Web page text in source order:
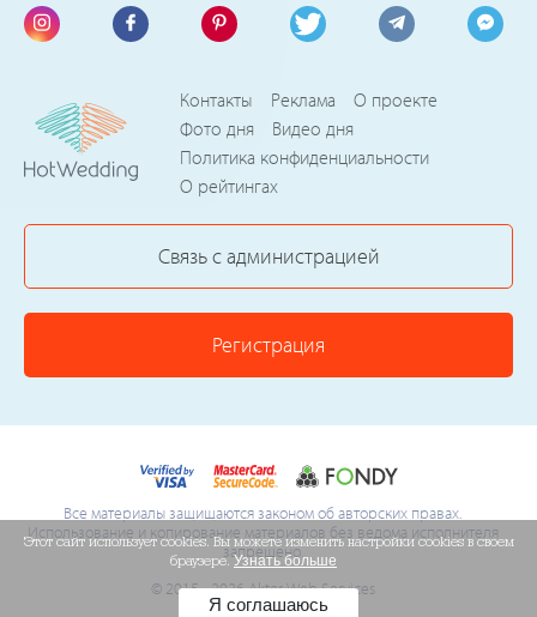
Контакты Реклама
О проекте
Фото дня
Видео дня
Политика конфиденциальности
О рейтингах
Связь с администрацией
Регистрация
Все материалы защищаются законом об авторских правах.
Использование и копирование материалов без ведома исполнителя
запрещено.
© 2015 - 2026 Akter Web Services
Этот сайт использует cookies. Вы можете изменить настройки cookies в своем
браузере.Узнать больше
Я соглашаюсь